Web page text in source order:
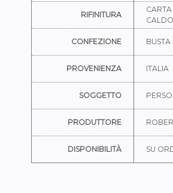
RIFINITURA
CALDO
CONFEZIONE BUSTA
PROVENIENZA ITALIA
SOGGETTO
PRODUTTORE
DISPONIBILITÀ SU